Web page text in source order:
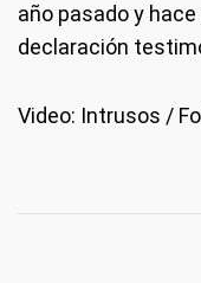
año pasado y
declaración
Video: Intrusos /